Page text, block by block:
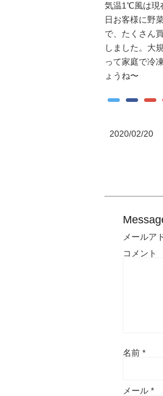
気温1℃風は現
日お客様に野
で、たくさん
しました。大
って家庭で冷
ょうね〜
2020/02/20
メールア
コメント
名前 *
メール *